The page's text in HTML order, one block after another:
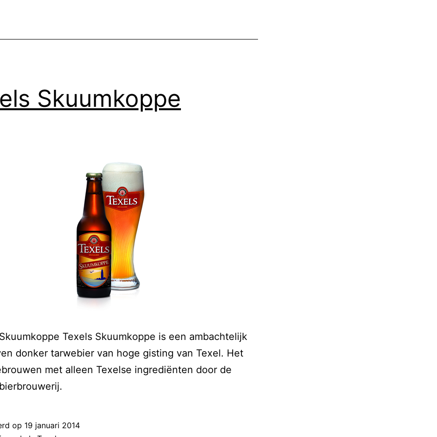
Skuumkoppe
Texels Skuumkoppe is een ambachtelijk
donker tarwebier van hoge gisting van Texel. Het
met alleen Texelse ingrediënten door de
op 19 januari 2014